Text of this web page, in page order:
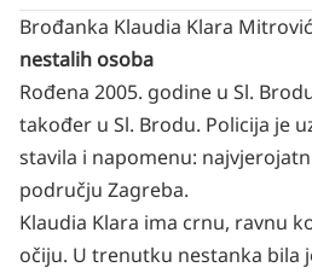
Brođanka Klaudia Klara
nestalih osoba
Rođena 2005. godine u Sl.
također u Sl. Brodu. Policija je
stavila i napomenu:
području Zagreba.
Klaudia Klara ima crnu, ravnu
očiju. U trenutku nestanka bila